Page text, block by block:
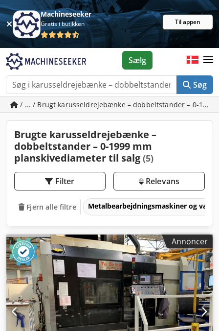
Machineseeker
Gratis i butikken Til appen
Søg
Sælg
/ ... / Brugt karusseldrejebænke – dobbeltstander – 0-
Brugte karusseldrejebænke –
dobbeltstander – 0-1999 mm
planskivediameter til salg (5)
Filter Relevans
Fjern alle filtre Metalbearbejdningsmaskiner og
Annoncer